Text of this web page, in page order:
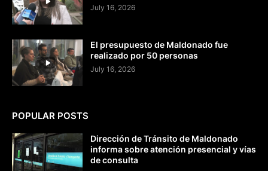
July 16, 2026
El presupuesto de Maldonado fue
realizado por 50 personas
July 16, 2026
POPULAR POSTS
Dirección de Tránsito de Maldonado
informa sobre atención presencial y vías
de consulta